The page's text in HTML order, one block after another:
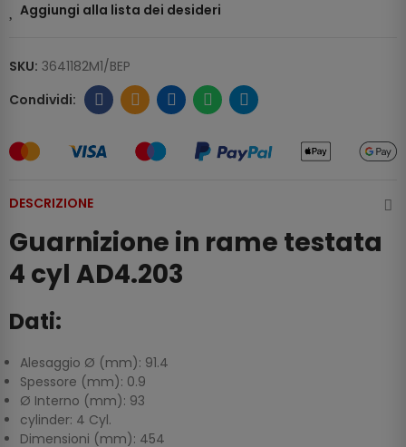
Aggiungi alla lista dei desideri
SKU: 3641182M1/BEP
DESCRIZIONE
Guarnizione in rame testata
4 cyl AD4.203
Dati:
Alesaggio Ø (mm): 91.4
Spessore (mm): 0.9
Ø Interno (mm): 93
cylinder: 4 Cyl.
Dimensioni (mm): 454